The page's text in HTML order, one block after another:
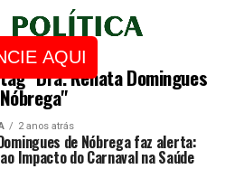
AQUI
"Dra. Renata Domingues
2 anos atrás
de Nóbrega faz alerta:
Impacto do Carnaval na Saúde